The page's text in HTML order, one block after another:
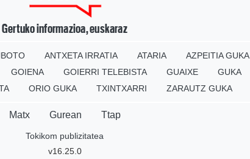
Gertuko informazioa, euskaraz
ANTXETA IRRATIA ATARIA AZPEITIA GUKA
GOIENA GOIERRI TELEBISTA GUAIXE GUKA
ORIO GUKA TXINTXARRI ZARAUTZ GUKA
Matx Gurean Ttap
Tokikom publizitatea
v16.25.0